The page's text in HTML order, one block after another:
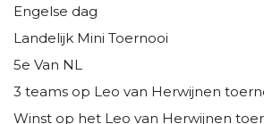
Engelse dag
Landelijk Mini Toernooi
5e Van NL
3 teams op Leo van Herwijnen
Winst op het Leo van Herwijnen